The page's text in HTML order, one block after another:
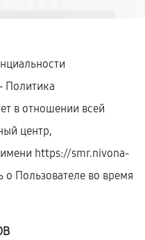
Политика
в отношении всей
центр,
https://smr.nivona-
о Пользователе во время